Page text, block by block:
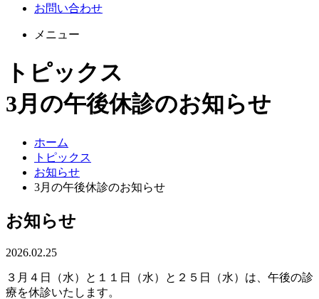
お問い合わせ
メニュー
トピックス
3月の午後休診のお知らせ
ホーム
トピックス
お知らせ
3月の午後休診のお知らせ
お知らせ
2026.02.25
３月４日（水）と１１日（水）と２５日（水）は、午後の診
療を休診いたします。